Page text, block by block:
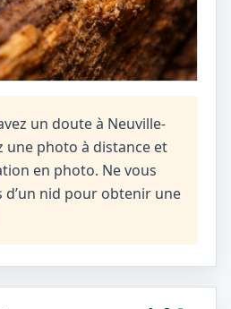
un doute à Neuville-
une photo à distance et
en photo. Ne vous
d’un nid pour obtenir une